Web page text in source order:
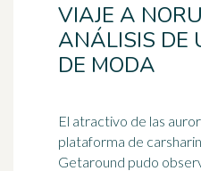
VIAJE A
ANÁLISIS DE
DE MODA
El atractivo de las
plataforma de
Getaround pudo